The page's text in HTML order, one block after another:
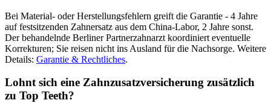
Bei Material- oder Herstellungsfehlern greift die Garantie - 4 Jahre
auf festsitzenden Zahnersatz aus dem China-Labor, 2 Jahre sonst.
Der behandelnde Berliner Partnerzahnarzt koordiniert eventuelle
Korrekturen; Sie reisen nicht ins Ausland für die Nachsorge. Weitere
Details: Garantie & Rechtliches.
Lohnt sich eine Zahnzusatzversicherung zusätzlich
zu Top Teeth?